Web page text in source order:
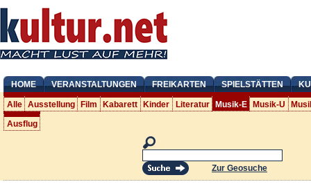
HOME VERANSTALTUNGEN FREIKARTEN SPIELSTÄTTEN
Alle Ausstellung Film Kabarett Kinder Literatur Musik-E Musik-U
Ausflug
Zur Geosuche